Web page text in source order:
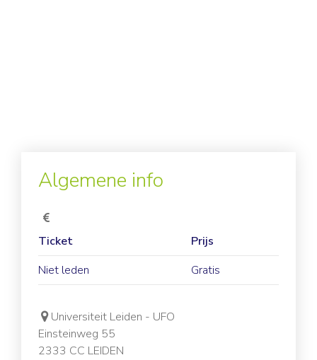
Algemene info
Ticket
Prijs
Niet leden
Gratis
Universiteit Leiden - UFO
Einsteinweg 55
2333 CC LEIDEN